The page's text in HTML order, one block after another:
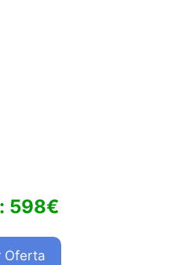
598€
Oferta